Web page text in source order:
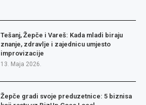
Tešanj, Žepče i Vareš: Kada mladi biraju
znanje, zdravlje i zajednicu umjesto
improvizacije
13. Maja 2026.
Žepče gradi svoje preduzetnice: 5 biznisa